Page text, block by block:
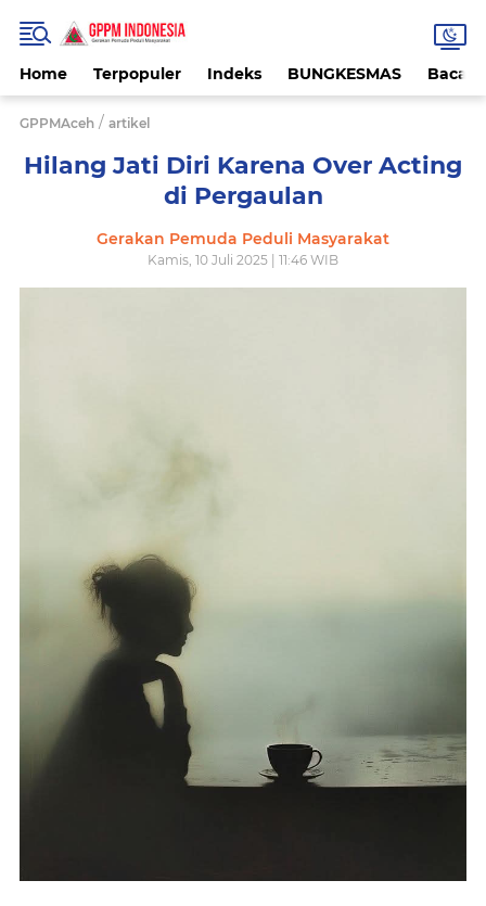
Home Terpopuler Indeks BUNGKESMAS
GPPMAceh / artikel
Hilang Jati Diri Karena Over Acting
di Pergaulan
Gerakan Pemuda Peduli Masyarakat
Kamis, 10 Juli 2025 | 11:46 WIB